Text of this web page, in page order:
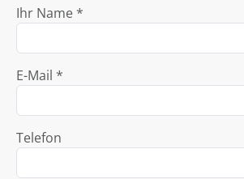
Ihr Name *
E-Mail *
Telefon